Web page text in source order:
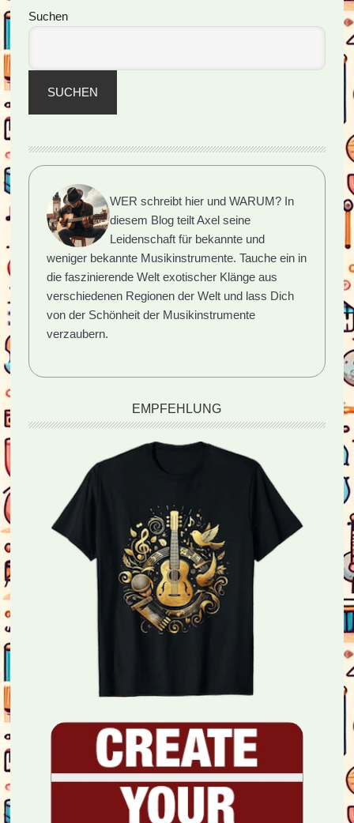
den
Saiteninstrumenten
Seitenspalte
Suchen
SUCHEN
WER schreibt hier und WARUM? In
diesem Blog teilt Axel seine
Leidenschaft für bekannte und
weniger bekannte Musikinstrumente. Tauche ein in
die faszinierende Welt exotischer Klänge aus
verschiedenen Regionen der Welt und lass Dich
von der Schönheit der Musikinstrumente
verzaubern.
EMPFEHLUNG